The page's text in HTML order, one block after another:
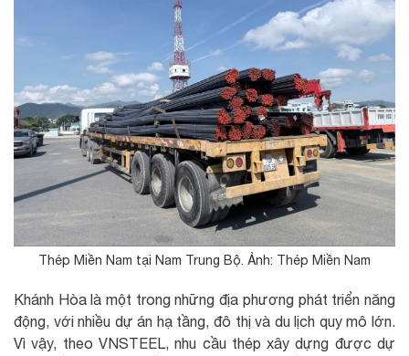
Thép Miền Nam tại Nam Trung Bộ. Ảnh: Thép Miền Nam
Khánh Hòa là một trong những địa phương phát triển năng
động, với nhiều dự án hạ tầng, đô thị và du lịch quy mô lớn.
Vì vậy, theo VNSTEEL, nhu cầu thép xây dựng được dự